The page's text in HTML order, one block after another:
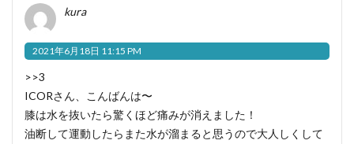
kura
2021年6月18日 11:15 PM
>>3
ICORさん、こんばんは〜
膝は水を抜いたら驚くほど痛みが消えました！
油断して運動したらまた水が溜まると思うので大人しくして